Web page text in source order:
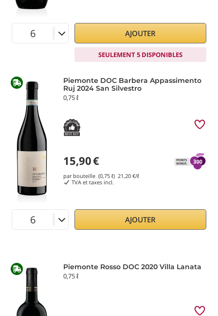
AJOUTER
SEULEMENT 5 DISPONIBLES
Piemonte DOC Barbera Appassimento
Ruj 2024 San Silvestro
0,75 ℓ
15,90€
par bouteille (0,75 ℓ) 21,20 €/ℓ
TVA et taxes incl.
AJOUTER
Piemonte Rosso DOC 2020 Villa Lanata
0,75 ℓ